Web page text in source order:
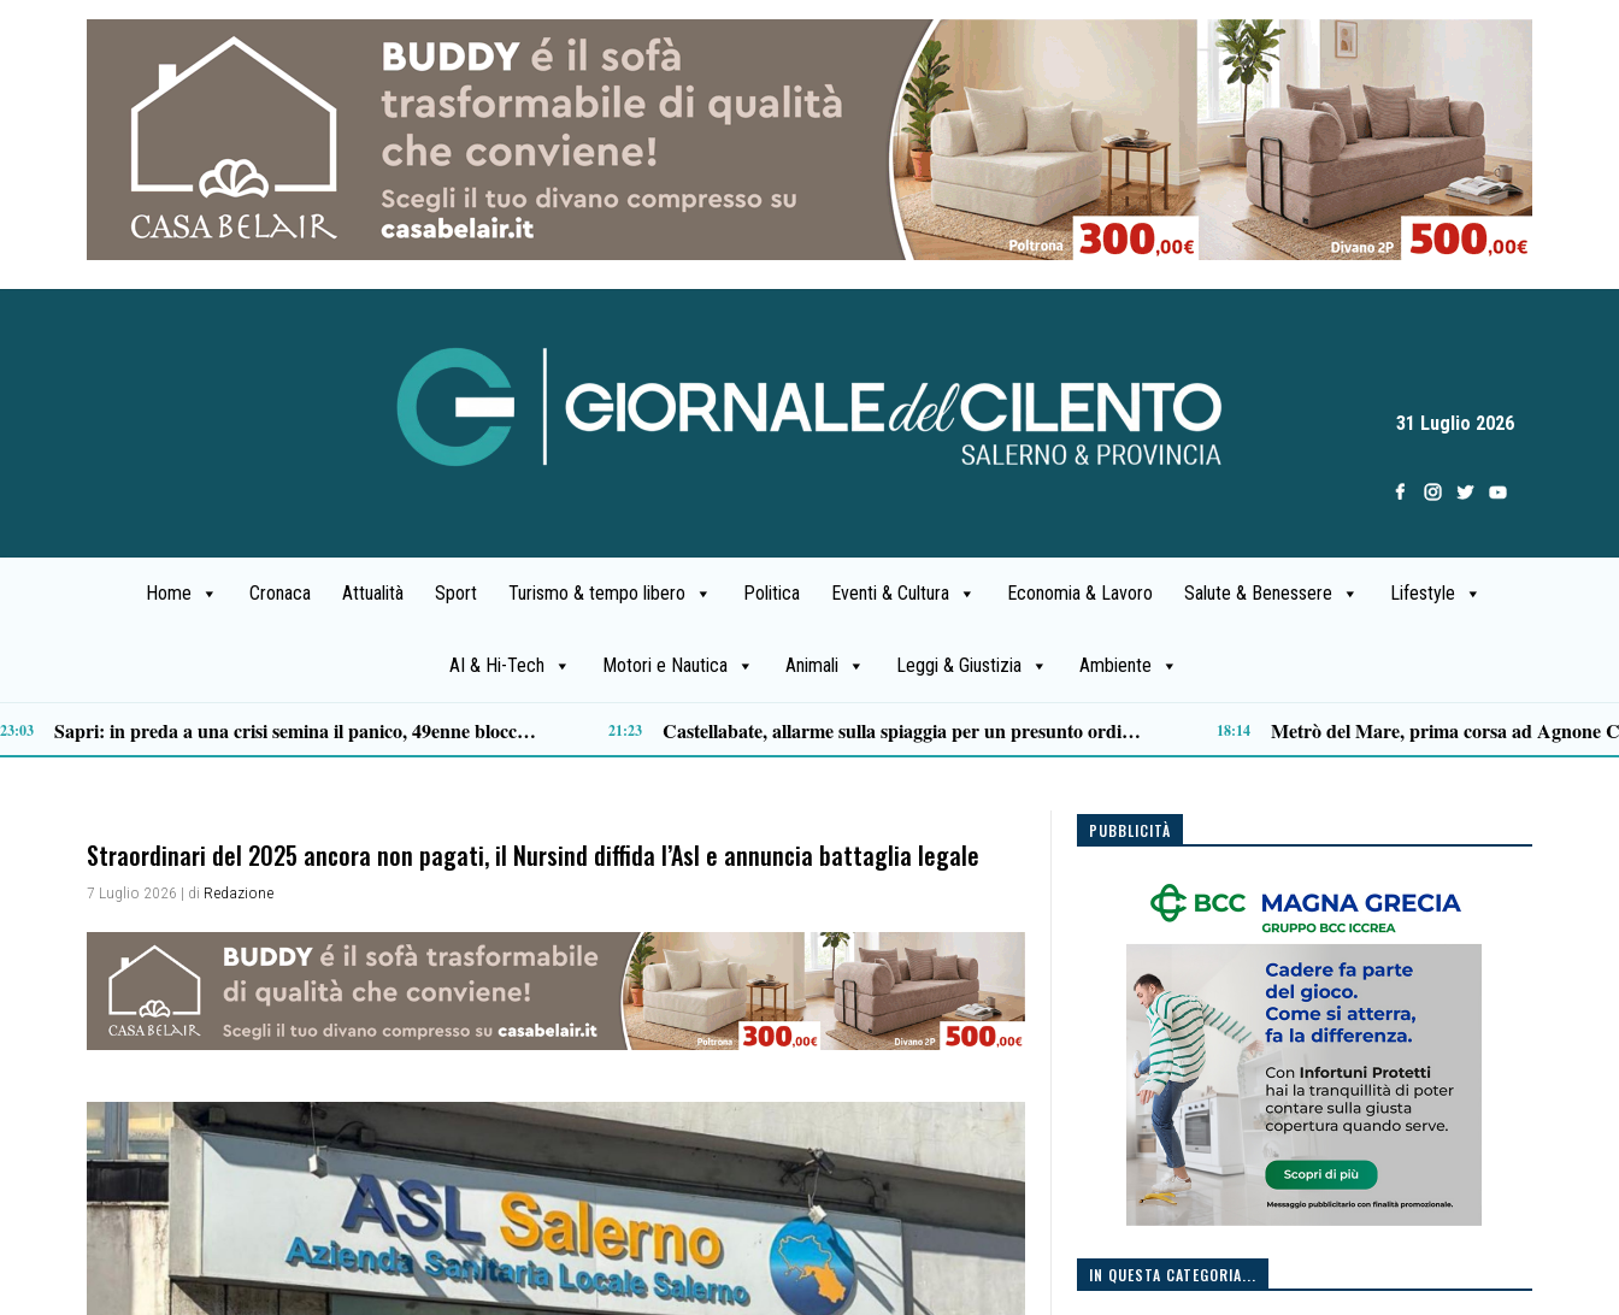
31 Luglio 2026
Home Cronaca Attualità Sport Turismo & tempo libero Politica Eventi & Cultura Economia & Lavoro Salute & Benessere Lifestyle
AI & Hi-Tech Motori e Nautica Animali Leggi & Giustizia Ambiente
Tortorella celebra la Fiera di San Basilio: tra antichi mestieri, bestiame e la musica della Bandabardò 14:49 Premio Terre del Bussento, si alza il sipario: stasera Roberto Fico apre l’11ª edizione 14:35 Capaccio Paestum spazio di legalità: oltre 43 ettari di beni confiscati destinati a progetti sociali 14:14
Straordinari del 2025 ancora non pagati, il Nursind diffida l’Asl e annuncia battaglia legale
7 Luglio 2026 | di Redazione
PUBBLICITÀ
IN QUESTA CATEGORIA...